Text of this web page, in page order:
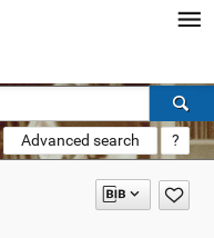
Advanced search ?